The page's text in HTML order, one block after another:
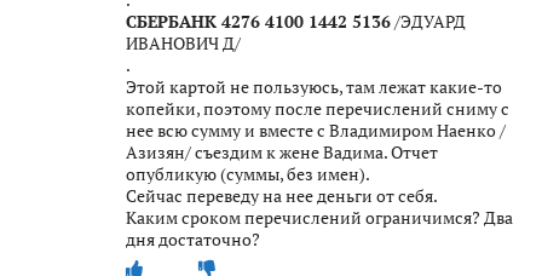
СБЕРБАНК 4276 4100 1442 5136/ЭДУАРД
ИВАНОВИЧ Д/
.
Этой картой не пользуюсь, там лежат какие-то
копейки, поэтому после перечислений сниму с
нее всю сумму и вместе с Владимиром Наенко /
Азизян/ съездим к жене Вадима. Отчет
опубликую (суммы, без имен).
Сейчас переведу на нее деньги от себя.
Каким сроком перечислений ограничимся? Два
дня достаточно?